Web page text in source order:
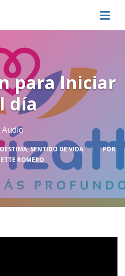
para Iniciar
día
Audio
,SENTIDO DE VIDA |
POR
ROMERO